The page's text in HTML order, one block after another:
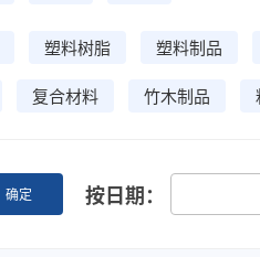
塑料树脂 塑料制品
复合材料 竹木制品
确定 按日期：